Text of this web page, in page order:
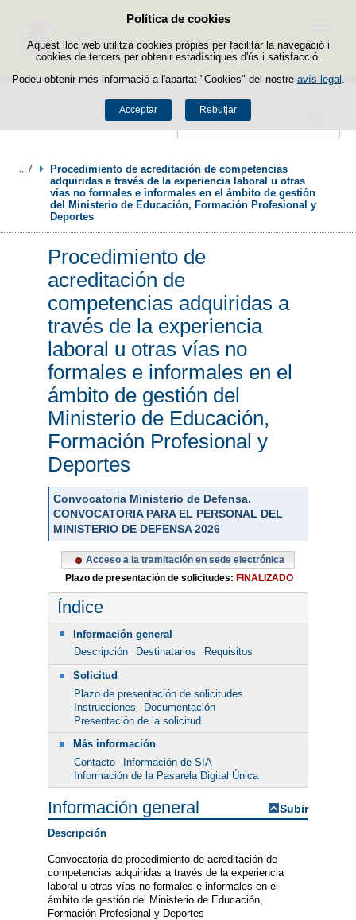
Política de cookies
Aquest lloc web utilitza cookies pròpies per facilitar la navegació i
cookies de tercers per obtenir estadístiques d'ús i satisfacció.
Podeu obtenir més informació a l'apartat "Cookies" del nostre avís legal
Acceptar Rebutjar
Passar al contingut
Cercador
Menú
Procedimiento de acreditación de competencias
adquiridas a través de la experiencia laboral u otras
vías no formales e informales en el ámbito de gestión
del Ministerio de Educación, Formación Profesional y
Deportes
Procedimiento de
acreditación de
competencias adquiridas a
través de la experiencia
laboral u otras vías no
formales e informales en el
ámbito de gestión del
Ministerio de Educación,
Formación Profesional y
Deportes
Convocatoria Ministerio de Defensa.
CONVOCATORIA PARA EL PERSONAL DEL
MINISTERIO DE DEFENSA 2026
Acceso a la tramitación en sede electrónica
Plazo de presentación de solicitudes: FINALIZADO
Índice
Información general
Descripción
Destinatarios
Requisitos
Solicitud
Plazo de presentación de solicitudes
Instrucciones
Documentación
Presentación de la solicitud
Más información
Contacto
Información de SIA
Información de la Pasarela Digital Única
Información general Subir
Descripción
Convocatoria de procedimiento de acreditación de
competencias adquiridas a través de la experiencia
laboral u otras vías no formales e informales en el
ámbito de gestión del Ministerio de Educación,
Formación Profesional y Deportes